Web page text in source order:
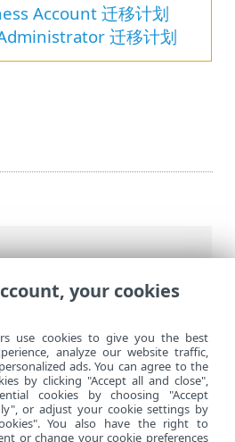
PROTECT On-Prem
Prem 简介
Account 迁移计划
Administrator 迁移计划
your cookies
use cookies to give you the best
analyze our website traffic,
ads. You can agree to the
by clicking "Accept all and close",
cookies by choosing "Accept
or adjust your cookie settings by
You also have the right to
or change your cookie preferences